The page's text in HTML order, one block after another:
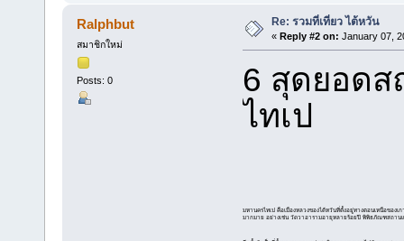
Ralphbut
สมาชิกใหม่
Posts: 0
Re: รวมที่เที่ยว ไต้หวัน
« Reply #2 on: January 07,
6 สุดยอดส
ไทเป
มหานครไทเป คือเมืองหลวงของไต้หวันที่ตั้งอยู่ทางตอนเหนือของเ
มากมาย อย่างเช่น วัดวาอารามอายุหลายร้อยปี พิพิธภัณฑสถานแห่